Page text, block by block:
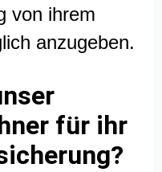
von ihrem
anzugeben.
für ihr